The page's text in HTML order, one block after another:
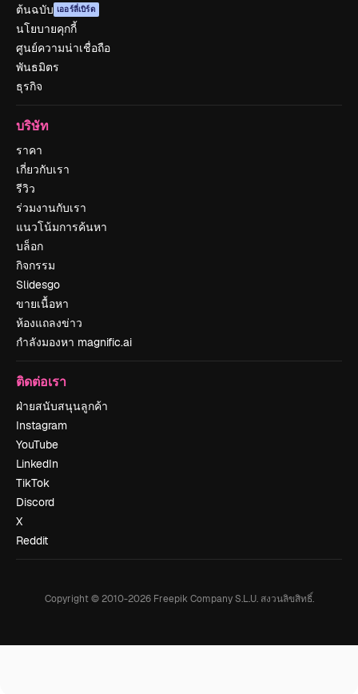
ต้นฉบับ เออร์ลี่เบิร์ด
นโยบายคุกกี้
ศูนย์ความน่าเชื่อถือ
พันธมิตร
ธุรกิจ
บริษัท
ราคา
เกี่ยวกับเรา
รีวิว
ร่วมงานกับเรา
แนวโน้มการค้นหา
บล็อก
กิจกรรม
Slidesgo
ขายเนื้อหา
ห้องแถลงข่าว
กำลังมองหา magnific.ai
ติดต่อเรา
ฝ่ายสนับสนุนลูกค้า
Instagram
YouTube
LinkedIn
TikTok
Discord
X
Reddit
Copyright © 2010-2026Freepik Company S.L.U. สงวนลิขสิทธิ์.